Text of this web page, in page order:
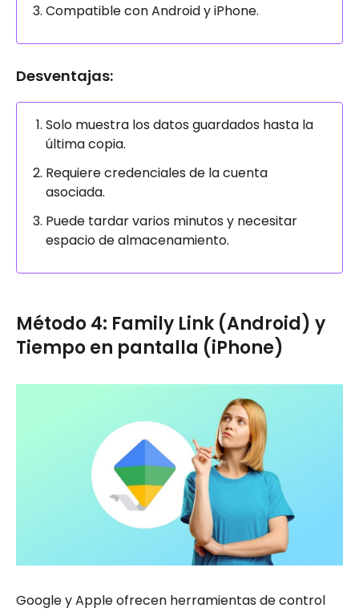
Compatible con Android y iPhone.
Desventajas:
Solo muestra los datos guardados hasta la
última copia.
Requiere credenciales de la cuenta
asociada.
Puede tardar varios minutos y necesitar
espacio de almacenamiento.
Método 4: Family Link (Android) y
Tiempo en pantalla (iPhone)
Google y Apple ofrecen herramientas de control